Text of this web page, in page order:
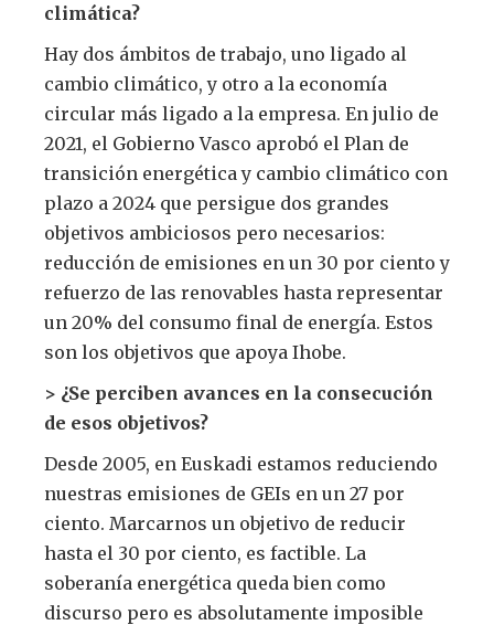
climática?
Hay dos ámbitos de trabajo, uno ligado al
cambio climático, y otro a la economía
circular más ligado a la empresa. En julio de
2021, el Gobierno Vasco aprobó el Plan de
transición energética y cambio climático con
plazo a 2024 que persigue dos grandes
objetivos ambiciosos pero necesarios:
reducción de emisiones en un 30 por ciento y
refuerzo de las renovables hasta representar
un 20% del consumo final de energía. Estos
son los objetivos que apoya Ihobe.
> ¿Se perciben avances en la consecución
de esos objetivos?
Desde 2005, en Euskadi estamos reduciendo
nuestras emisiones de GEIs en un 27 por
ciento. Marcarnos un objetivo de reducir
hasta el 30 por ciento, es factible. La
soberanía energética queda bien como
discurso pero es absolutamente imposible